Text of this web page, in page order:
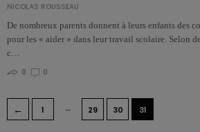
NICOLAS ROUSSEAU
De nombreux parents donnent à leurs enfants des
pour les « aider » dans leur travail scolaire. Selon
c…
0
0
← 1 … 29 30 31